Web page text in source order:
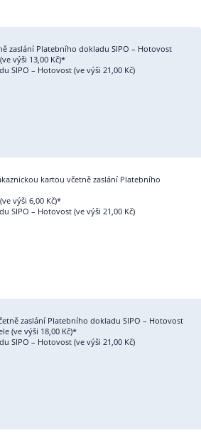
zaslání Platebního dokladu SIPO – Hotovost
výši 13,00 Kč)*
SIPO – Hotovost (ve výši 21,00 Kč)
kartou včetně zaslání Platebního
výši 6,00 Kč)*
SIPO – Hotovost (ve výši 21,00 Kč)
zaslání Platebního dokladu SIPO – Hotovost
(ve výši 18,00 Kč)*
SIPO – Hotovost (ve výši 21,00 Kč)